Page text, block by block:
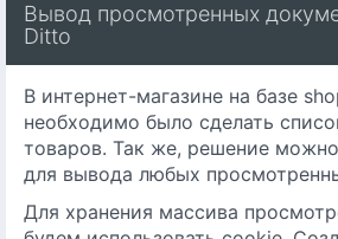
Вывод просмотренных
Ditto
В интернет-магазине на базе
необходимо было сделать
товаров. Так же, решение
для вывода любых
Для хранения массива